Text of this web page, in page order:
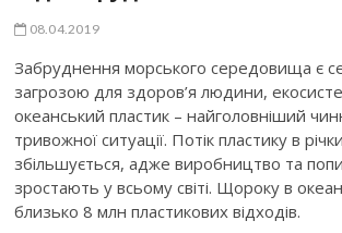
08.04.2019
Забруднення морського середовища є
загрозою для здоров’я людини,
океанський пластик – найголовніший
тривожної ситуації. Потік пластику в
збільшується, адже виробництво та
зростають у всьому світі. Щороку в
близько 8 млн пластикових відходів.